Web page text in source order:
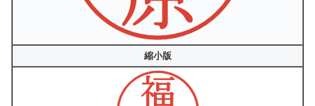
縮小版